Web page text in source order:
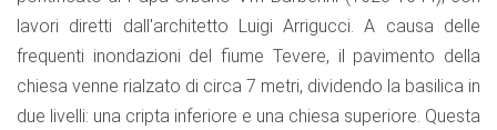
lavori diretti dall'architetto Luigi Arrigucci. A causa delle
frequenti inondazioni del fiume Tevere, il pavimento della
chiesa venne rialzato di circa 7 metri, dividendo la basilica in
due livelli: una cripta inferiore e una chiesa superiore. Questa